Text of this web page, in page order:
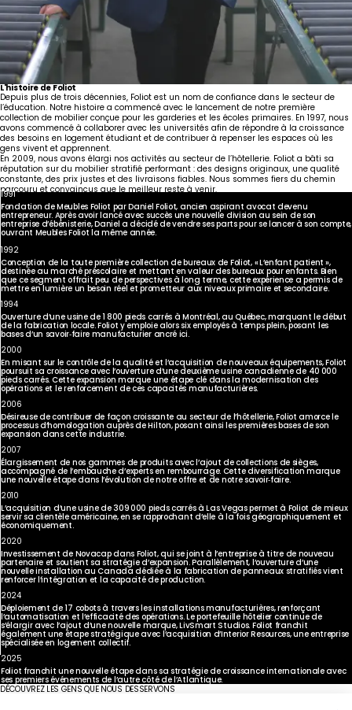
L'histoire de Foliot
Depuis plus de trois décennies, Foliot est un nom de confiance dans le secteur de
l’éducation. Notre histoire a commencé avec le lancement de notre première
collection de mobilier conçue pour les garderies et les écoles primaires. En 1997, nous
avons commencé à collaborer avec les universités afin de répondre à la croissance
des besoins en logement étudiant et de contribuer à repenser les espaces où les
gens vivent et apprennent.
En 2009, nous avons élargi nos activités au secteur de l’hôtellerie. Foliot a bâti sa
réputation sur du mobilier stratifié performant : des designs originaux, une qualité
constante, des prix justes et des livraisons fiables. Nous sommes fiers du chemin
parcouru et convaincus que le meilleur reste à venir.
1991
Fondation de Meubles Foliot par Daniel Foliot, ancien aspirant avocat devenu
entrepreneur. Après avoir lancé avec succès une nouvelle division au sein de son
entreprise d’ébénisterie, Daniel a décidé de vendre ses parts pour se lancer à son compte,
ouvrant Meubles Foliot la même année.
1992
Conception de la toute première collection de bureaux de Foliot, « L’enfant patient »,
destinée au marché préscolaire et mettant en valeur des bureaux pour enfants. Bien
que ce segment offrait peu de perspectives à long terme, cette expérience a permis de
mettre en lumière un besoin réel et prometteur aux niveaux primaire et secondaire.
1994
Ouverture d’une usine de 1 800 pieds carrés à Montréal, au Québec, marquant le début
de la fabrication locale. Foliot y emploie alors six employés à temps plein, posant les
bases d’un savoir‑faire manufacturier ancré ici.
2000
En misant sur le contrôle de la qualité et l’acquisition de nouveaux équipements, Foliot
poursuit sa croissance avec l’ouverture d’une deuxième usine canadienne de 40 000
pieds carrés. Cette expansion marque une étape clé dans la modernisation des
opérations et le renforcement de ces capacités manufacturières.
2006
Désireuse de contribuer de façon croissante au secteur de l’hôtellerie, Foliot amorce le
processus d’homologation auprès de Hilton, posant ainsi les premières bases de son
expansion dans cette industrie.
2007
Élargissement de nos gammes de produits avec l’ajout de collections de sièges,
accompagné de l’embauche d’experts en rembourrage. Cette diversification marque
une nouvelle étape dans l’évolution de notre offre et de notre savoir‑faire.
2010
L’acquisition d’une usine de 309 000 pieds carrés à Las Vegas permet à Foliot de mieux
servir sa clientèle américaine, en se rapprochant d’elle à la fois géographiquement et
économiquement.
2020
Investissement de Novacap dans Foliot, qui se joint à l’entreprise à titre de nouveau
partenaire et soutient sa stratégie d’expansion. Parallèlement, l’ouverture d’une
nouvelle installation au Canada dédiée à la fabrication de panneaux stratifiés vient
renforcer l’intégration et la capacité de production.
2024
Déploiement de 17 cobots à travers les installations manufacturières, renforçant
l’automatisation et l’efficacité des opérations. Le portefeuille hôtelier continue de
s’élargir avec l’ajout d’une nouvelle marque, LivSmart Studios. Foliot franchit
également une étape stratégique avec l’acquisition d’Interior Resources, une entreprise
spécialisée en logement collectif.
2025
Foliot franchit une nouvelle étape dans sa stratégie de croissance internationale avec
ses premiers événements de l’autre côté de l’Atlantique.
DÉCOUVREZ LES GENS QUE NOUS DESSERVONS